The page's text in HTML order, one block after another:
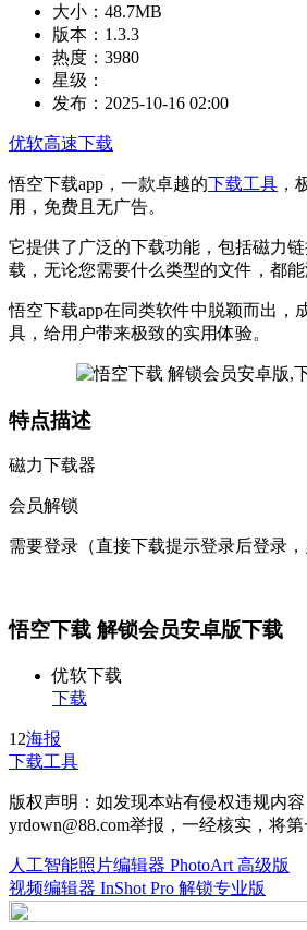
大小： 48.7MB
版本： 1.3.3
热度： 3980
星级：
发布： 2025-10-16 02:00
优软高速下载
悟空下载app，一款卓越的下载工具 ，
用，免费且无广告。
它提供了广泛的下载功能，包括磁力
载，无论您需要什么类型的文件，都能
悟空下载app在同类软件中脱颖而出，
具，给用户带来极致的实用体验。
特点描述
磁力下载器
会员解锁
需要登录（直接下载提示登录后登录，
悟空下载 解锁会员安卓版下载
优软下载
下载
12海报
下载工具
版权声明：如发现本站有侵权违规内
yrdown@88.com举报，一经核实，将第
人工智能照片编辑器 PhotoArt 高级版
视频编辑器 InShot Pro 解锁专业版